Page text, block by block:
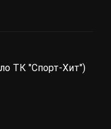
ТК "Спорт-Хит")